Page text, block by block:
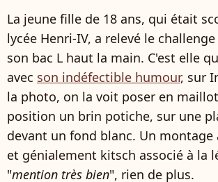
La jeune fille de 18 ans, qui était
lycée Henri-IV, a relevé le
son bac L haut la main. C'est elle
avec son indéfectible humour, sur
la photo, on la voit poser en
position un brin potiche, sur une
devant un fond blanc. Un montage
et génialement kitsch associé à la
"mention très bien", rien de plus.